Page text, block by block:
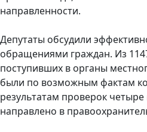
направленности.
Депутаты обсудили
обращениями граждан. Из
поступивших в органы
были по возможным фактам
результатам проверок
направлено в